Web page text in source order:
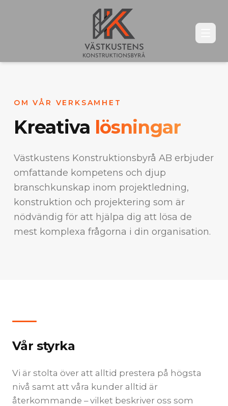
OM VÅR VERKSAMHET
Kreativa lösningar
Västkustens Konstruktionsbyrå AB erbjuder
omfattande kompetens och djup
branschkunskap inom projektledning,
konstruktion och projektering som är
nödvändig för att hjälpa dig att lösa de
mest komplexa frågorna i din organisation.
Vår styrka
Vi är stolta över att alltid prestera på högsta
nivå samt att våra kunder alltid är
återkommande – vilket beskriver oss som